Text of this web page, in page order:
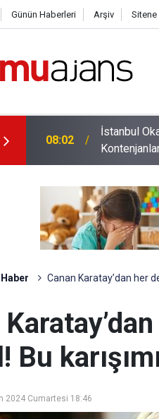
Günün Haberleri Arşiv Sitene
Tüm
23:13 Bakan
Haber Canan Karatay’dan her
Bu
2024 Cumartesi 18:46